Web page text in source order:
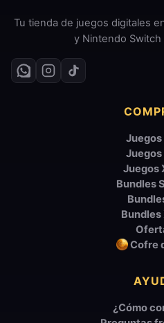
Tu tienda de juegos digitales
y Nintendo Switch
Juegos
Juegos
Juegos
Bundles
Bundles
Cofre
¿Cómo